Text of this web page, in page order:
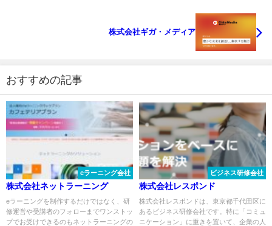
株式会社ギガ・メディア
おすすめの記事
eラーニング会社
株式会社ネットラーニング
eラーニングを制作するだけではなく、研
修運営や受講者のフォローまでワンストッ
プでお受けできるのもネットラーニングの
ビジネス研修会社
株式会社レスポンド
株式会社レスポンドは、東京都千代田区に
あるビジネス研修会社です。特に「コミュ
ニケーション」に重きを置いて、企業の人